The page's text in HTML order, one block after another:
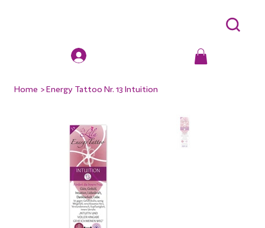
Home >Energy Tattoo Nr. 13 Intuition